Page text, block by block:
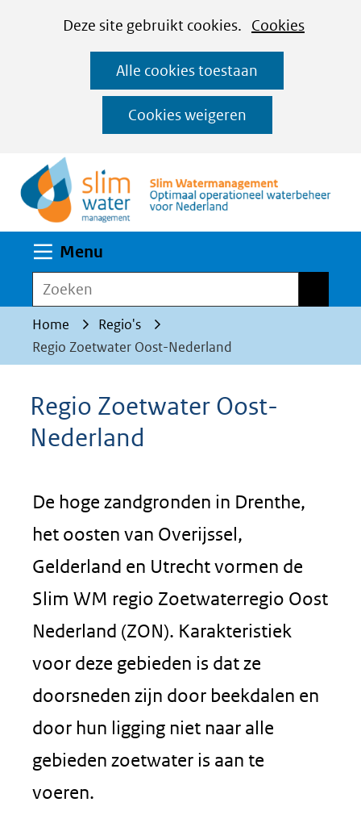
CookiesDeze site gebruikt cookies. Cookies
op
deze
website
worden
toegestaan
of
geweigerd.
Alle cookies toestaan
Cookies weigeren
Ga
naar
de
inhoud
Menu
Zoeken
Home
Regio's
Regio Zoetwater Oost-Nederland
Regio Zoetwater Oost-
Nederland
De hoge zandgronden in Drenthe,
het oosten van Overijssel,
Gelderland en Utrecht vormen de
Slim WM regio Zoetwaterregio Oost
Nederland (ZON). Karakteristiek
voor deze gebieden is dat ze
doorsneden zijn door beekdalen en
door hun ligging niet naar alle
gebieden zoetwater is aan te
voeren.